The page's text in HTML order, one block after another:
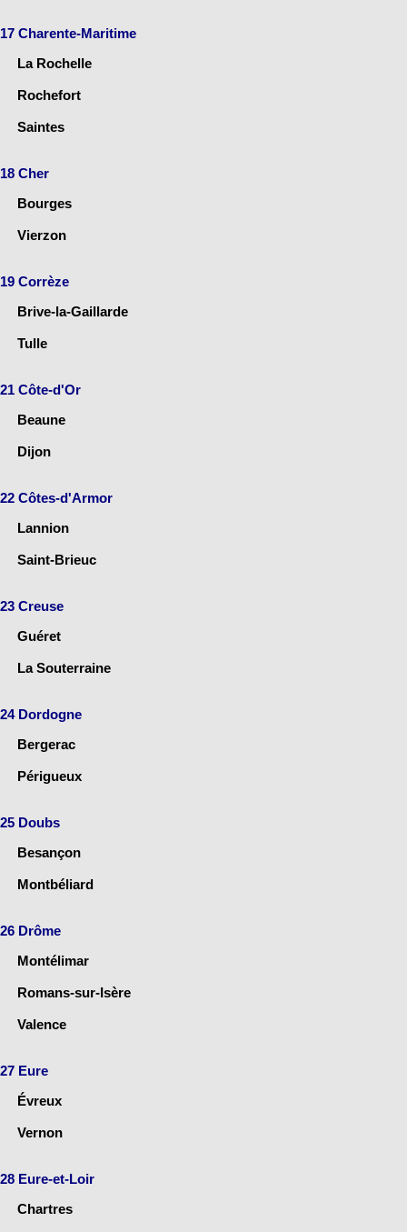
17 Charente-Maritime
La Rochelle
Rochefort
Saintes
18 Cher
Bourges
Vierzon
19 Corrèze
Brive-la-Gaillarde
Tulle
21 Côte-d'Or
Beaune
Dijon
22 Côtes-d'Armor
Lannion
Saint-Brieuc
23 Creuse
Guéret
La Souterraine
24 Dordogne
Bergerac
Périgueux
25 Doubs
Besançon
Montbéliard
26 Drôme
Montélimar
Romans-sur-Isère
Valence
27 Eure
Évreux
Vernon
28 Eure-et-Loir
Chartres